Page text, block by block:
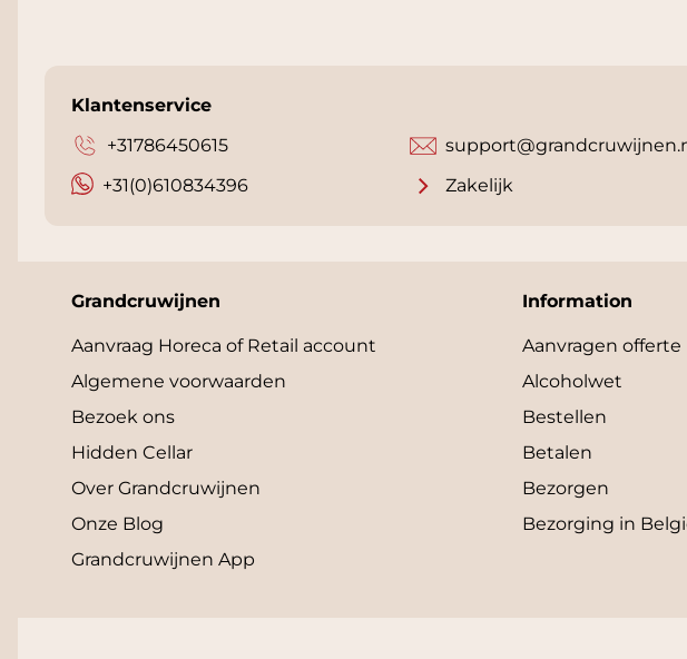
Klantenservice
+31786450615
+31(0)610834396
Zakelijk
Grandcruwijnen
Aanvraag Horeca of Retail account
Algemene voorwaarden
Bezoek ons
Hidden Cellar
Over Grandcruwijnen
Onze Blog
Grandcruwijnen App
Information
Aanvragen offerte
Alcoholwet
Bestellen
Betalen
Bezorgen
Bezorging in